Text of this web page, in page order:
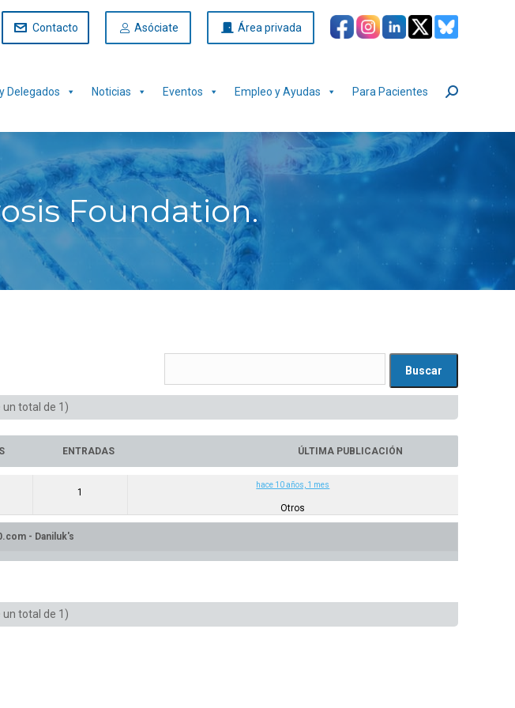
Contacto Asóciate Área privada
Delegados Noticias Eventos Empleo y Ayudas Para Pacientes Buscar:
Foundation.
total de 1)
ENTRADAS ÚLTIMA PUBLICACIÓN
1
hace 10 años, 1 mes
Otros
total de 1)